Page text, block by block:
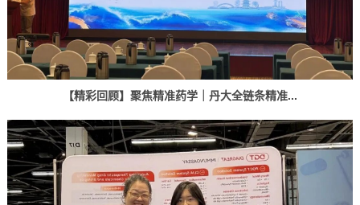
【精彩回顾】聚焦精准药学｜丹大全链条精准...